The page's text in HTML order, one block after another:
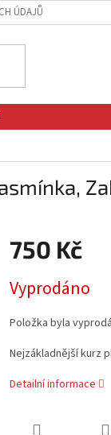
ÚDAJŮ
750 Kč
cena:
Vyprodáno
Položka byla
Nejzákladnější kurz
Detailní informace